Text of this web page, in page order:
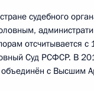
судебного
отсчитывается с
Суд РСФСР. В
с Высшим